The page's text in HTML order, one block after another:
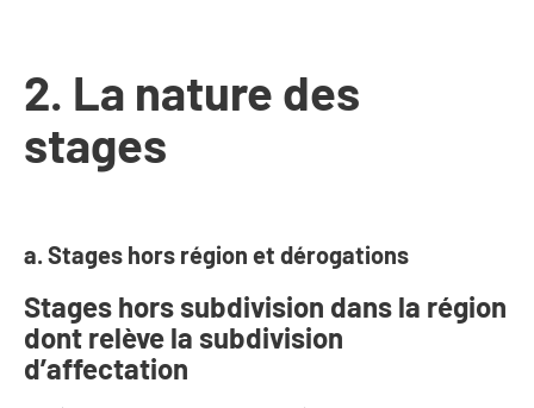
2. La nature des
stages
a. Stages hors région et dérogations
Stages hors subdivision dans la région
dont relève la subdivision
d’affectation